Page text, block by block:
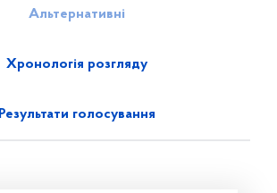
Альтернативні
Хронологія розгляду
Результати голосування